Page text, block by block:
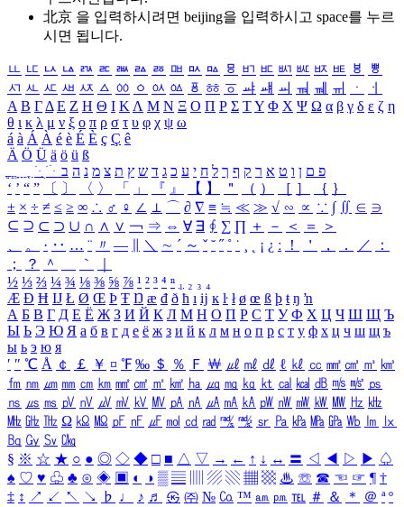
北京 을 입력하시려면 beijing을 입력하시고 space를 누르
시면 됩니다.
ㅥ ㅦ ㅧ ㅨ ㅩ ㅪ ㅫ ㅬ ㅭ ㅮ ㅯ ㅰ ㅱ ㅲ ㅳ ㅴ ㅵ ㅶ ㅷ ㅸ
ㅹ
ㅺ ㅻ ㅼ ㅽ ㅾ ㅿ ㆀ ㆁ ㆂ ㆃ ㆄ ㆅ ㆆ ㆇ ㆈ ㆉ ㆊ ㆋ ㆌ ㆍ
ㆎ
Α Β ΓΔ Ε Ζ Η Θ Ι ΚΛ Μ Ν Ξ Ο Π Ρ Σ ΤΥ Φ Χ Ψ Ω α β γ δ ε ζ η
θ ι κ λ μ ν ξ ο π ρ σ τ υ φ χ ψ ω
á à Á À é è É È ç Ç ê
Ä Ö Ü ä ö ü ß
ִֶֹ ֻּ ׁׂ פ ם ן ו ט א ר ק ף ך ל ח י ע כ ג ד ש ץ ת צ מ נ ה ב
‘ ’ “ ” 〔 〕 〈 〉 「 」 『 』 【 】 ＂ （ ） ［ ］ ｛ ｝
± × ÷ ≠ ≤ ≥ ∞ ∴ ♂ ♀ ∠ ⊥ ⌒ ∂ ∇ ≡ ≒ ≪ ≫ √ ∽ ∝ ∵ ∫ ∬ ∈ ∋
⊆ ⊇ ⊂ ⊃ ∪ ∩ ∧ ∨ ￢ ⇒ ⇔ ∀ ∃ ∮ ∑ ∏ ＋ － ＜ ＝
＞
、
。 · ‥ … ¨ 〃 ― ＼ ∼ ´ ～ ˇ ˘ ˝ ˚ ˙ ¸ ¡ ¿ ː ！ ＇ ， ． ／
：
；
？ ＾ ｀
½ ⅓ ⅔ ¼ ¾ ⅛ ⅜ ⅝ ⅞ ¹ ² ³ ⁴ ⁿ ₁ ₂ ₃ ₄
Æ Ð Ħ Ĳ Ł Ø Œ Þ Ŧ Ŋ æ đ ð ħ ı ĳ ĸ ŀ ł ø œ ß þ ŧ ŋ ŉ
А Б В Г Д Е Ё Ж З И Й К Л М Н О П Р С Т У Ф Х Ц Ч Ш Щ Ъ
Ы Ь Э Ю Я а б в г д е ё ж з и й к л м н о п р с т у ф х ц ч ш щ ъ
ы ь э ю я
′ ″ ℃ Å ￠ ￡ ￥ ¤ ℉ ‰ ＄ ％ Ｆ ￦ ㎕ ㎖ ㎗ ℓ ㎘ ㏄ ㎣ ㎤ ㎥ ㎦
㎙ ㎚ ㎛ ㎜ ㎝ ㎞ ㎟ ㎠ ㎡ ㎢ ㏊ ㎍ ㎎ ㎏ ㏏ ㎈ ㎉ ㏈ ㎧ ㎨ ㎰
㎱ ㎲ ㎳ ㎴ ㎵ ㎶ ㎷ ㎸ ㎹ ㎀ ㎁ ㎂ ㎃ ㎄ ㎺ ㎻ ㎽ ㎾ ㎿ ㎐ ㎑
㎒ ㎓ ㎔ Ω ㏀ ㏁ ㎊ ㎋ ㎌ ㏖ ㏅ ㎭ ㎮ ㎯ ㏛ ㎩ ㎪ ㎫ ㎬ ㏝ ㏐
㏓
㏃ ㏉ ㏜ ㏆
§ ※ ☆ ★ ○ ● ◎ ◇ ◆ □ ■ △ ▽ → ← ↑ ↓ ↔ 〓 ◁ ◀ ▷ ▶ ♤
♠ ♡ ♥ ♧ ♣ ⊙ ◈ ▣ ◐ ◑ ▒ ▤ ▨ ▧ ▦ ▩ ♨ ☏ ☎ ☜ ☞ ¶ †
‡ ↕ ↗ ↙ ↖ ↘ ♭ ♩ ♪ ♬ ㉿ ㈜ № ㏇ ™ ㏂ ㏘ ℡ ＃ ＆ ＊ ＠ ª º